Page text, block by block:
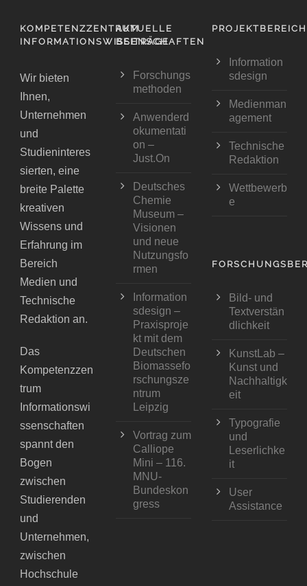
KOMPETENZZENTRUM
INFORMATIONSWISSENSCHAFTEN
Wir bieten
Ihnen,
Unternehmen
und
Studieninteres
sierten, eine
breite Palette
kreativen
Wissens und
Erfahrung im
Bereich
Medien und
Technische
Redaktion an.
Das
Kompetenzzen
trum
Informationswi
ssenschaften
spannt den
Bogen
zwischen
Studierenden
und
Unternehmen,
zwischen
Hochschule
AKTUELLE
BEITRÄGE
Forschungs
methoden
Anwenderd
okumentati
on –
Just.On
Deutsches
Chemie
Museum –
Visionen
und neue
Nutzungsfo
rmen
Information
sdesign –
Praxisproje
kt mit dem
Deutschen
Biomassefo
rschungsze
ntrum
Leipzig
Vortrag zum
Calliope
Mini – 116.
MNU-
Bundeskon
gress
Information
sdesign
Medienman
agement
Technische
Redaktion
Wettbewerb
e
Bild- und
Textverstän
dlichkeit
KunstLab –
Kunst und
Nachhaltigk
eit
Typografie
und
Leserlichke
it
User
Assistance